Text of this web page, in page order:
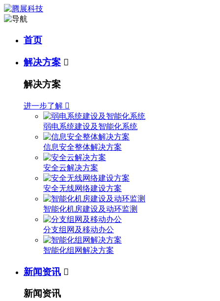
首页
解决方案 
解决方案
进一步了解 
弱电系统建设及智能化系统
信息安全整体解决方案
安全云解决方案
安全无线网络建设方案
智能化机房建设及动环监测
分支组网及移动办公
智能化组网解决方案
新闻资讯 
新闻资讯